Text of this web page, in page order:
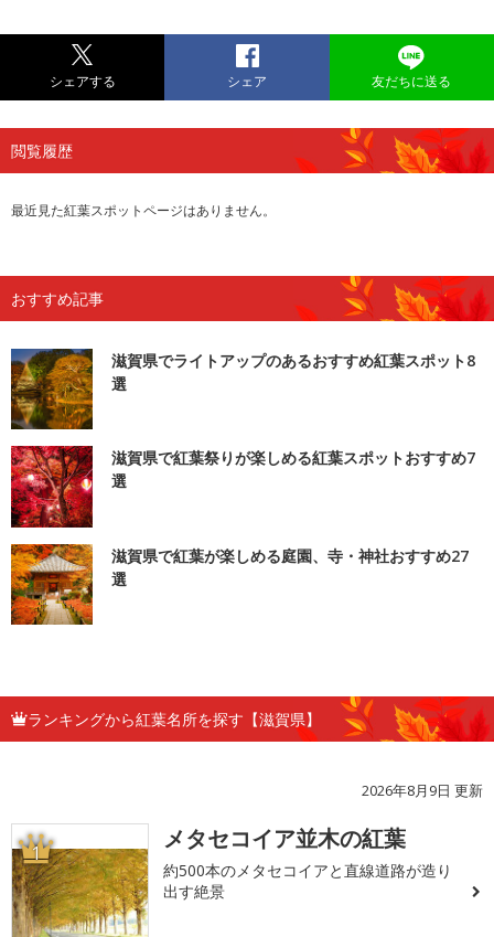
シェアする シェア 友だちに送る
閲覧履歴
最近見た紅葉スポットページはありません。
おすすめ記事
滋賀県でライトアップのあるおすすめ紅葉スポット8
選
滋賀県で紅葉祭りが楽しめる紅葉スポットおすすめ7
選
滋賀県で紅葉が楽しめる庭園、寺・神社おすすめ27
選
ランキングから紅葉名所を探す【滋賀県】
2026年8月9日 更新
1 メタセコイア並木の紅葉
約500本のメタセコイアと直線道路が造り
出す絶景